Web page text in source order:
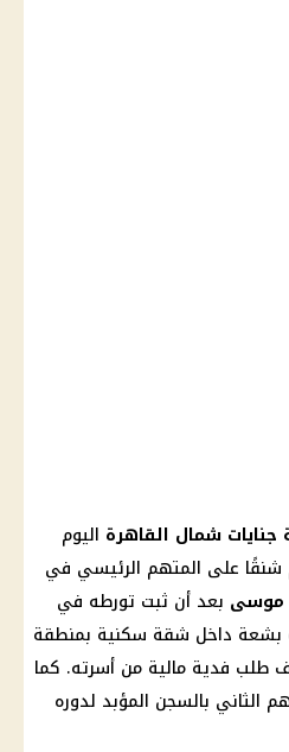
جنايات شمال القاهرة اليوم
شنقًا على المتهم الرئيسي في
موسى بعد أن ثبت تورطه في
بشعة داخل شقة سكنية بمنطقة
طلب فدية مالية من أسرته. كما
الثاني بالسجن المؤبد لدوره